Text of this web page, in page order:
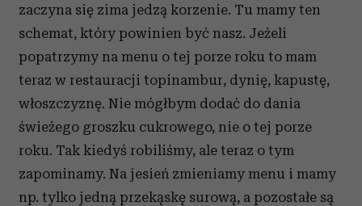
zaczyna się zima jedzą korzenie. Tu mamy ten
schemat, który powinien być nasz. Jeżeli
popatrzymy na menu o tej porze roku to mam
teraz w restauracji topinambur, dynię, kapustę,
włoszczyznę. Nie mógłbym dodać do dania
świeżego groszku cukrowego, nie o tej porze
roku. Tak kiedyś robiliśmy, ale teraz o tym
zapominamy. Na jesień zmieniamy menu i mamy
np. tylko jedną przekąskę surową, a pozostałe są